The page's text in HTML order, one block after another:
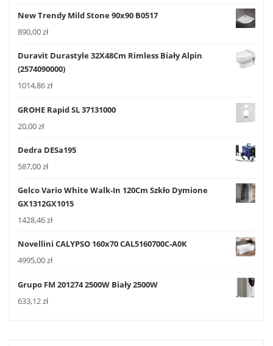
New Trendy Mild Stone 90x90 B0517
890,00zł
Duravit Durastyle 32X48Cm Rimless Biały Alpin
(2574090000)
1014,86zł
GROHE Rapid SL 37131000
20,00zł
Dedra DESa195
587,00zł
Gelco Vario White Walk-In 120Cm Szkło Dymione
GX1312GX1015
1428,46zł
Novellini CALYPSO 160x70 CAL5160700C-A0K
4995,00zł
Grupo FM 201274 2500W Biały 2500W
633,12zł